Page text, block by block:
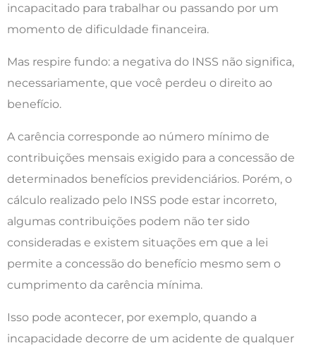
incapacitado para trabalhar ou passando por um
momento de dificuldade financeira.
Mas respire fundo: a negativa do INSS não significa,
necessariamente, que você perdeu o direito ao
benefício.
A carência corresponde ao número mínimo de
contribuições mensais exigido para a concessão de
determinados benefícios previdenciários. Porém, o
cálculo realizado pelo INSS pode estar incorreto,
algumas contribuições podem não ter sido
consideradas e existem situações em que a lei
permite a concessão do benefício mesmo sem o
cumprimento da carência mínima.
Isso pode acontecer, por exemplo, quando a
incapacidade decorre de um acidente de qualquer